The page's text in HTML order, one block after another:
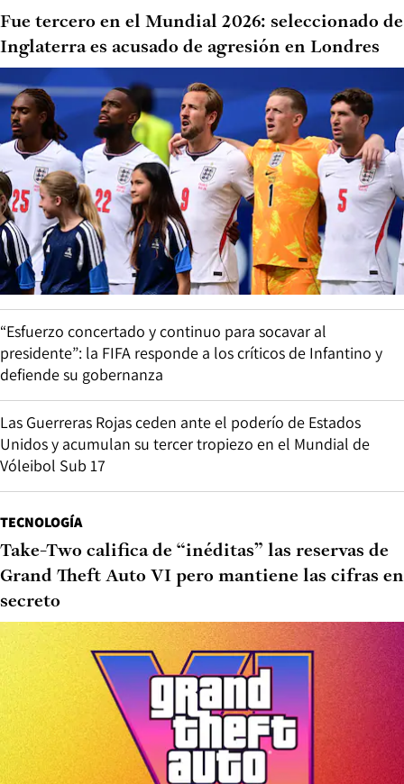
Fue tercero en el Mundial 2026: seleccionado de
Inglaterra es acusado de agresión en Londres
“Esfuerzo concertado y continuo para socavar al
presidente”: la FIFA responde a los críticos de Infantino y
defiende su gobernanza
Las Guerreras Rojas ceden ante el poderío de Estados
Unidos y acumulan su tercer tropiezo en el Mundial de
Vóleibol Sub 17
TECNOLOGÍA
Take-Two califica de “inéditas” las reservas de
Grand Theft Auto VI pero mantiene las cifras en
secreto